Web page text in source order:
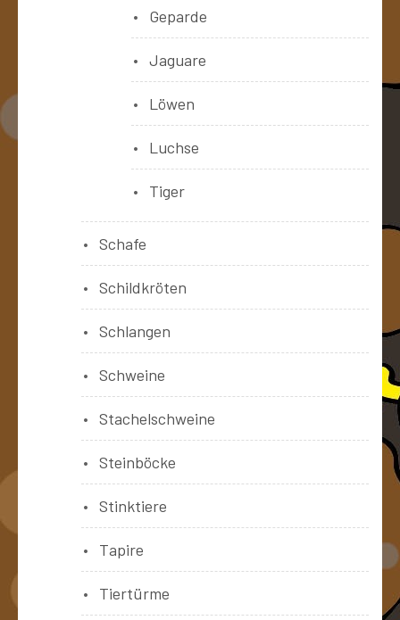
Geparde
Jaguare
Löwen
Luchse
Tiger
Schafe
Schildkröten
Schlangen
Schweine
Stachelschweine
Steinböcke
Stinktiere
Tapire
Tiertürme